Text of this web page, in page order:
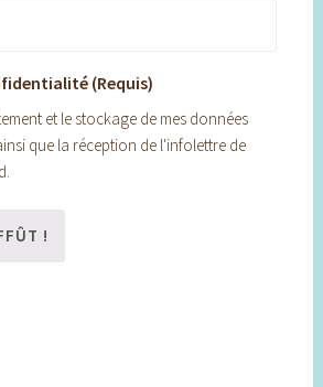
(Requis)
et le stockage de mes données
que la réception de l'infolettre de